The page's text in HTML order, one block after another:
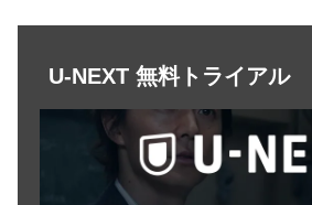
U-NEXT 無料トライアル